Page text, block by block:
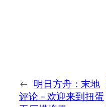
← 明日方舟：末地
评论 – 欢迎来到扭蛋